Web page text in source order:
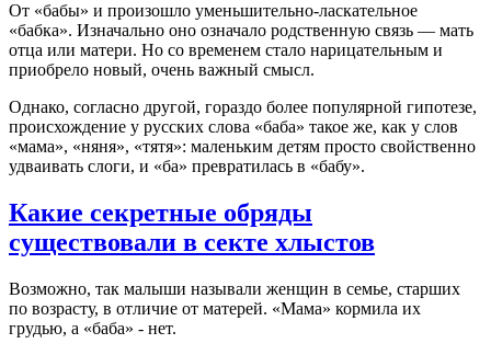
От «бабы» и произошло уменьшительно-ласкательное
«бабка». Изначально оно означало родственную связь — мать
отца или матери. Но со временем стало нарицательным и
приобрело новый, очень важный смысл.
Однако, согласно другой, гораздо более популярной гипотезе,
происхождение у русских слова «баба» такое же, как у слов
«мама», «няня», «тятя»: маленьким детям просто свойственно
удваивать слоги, и «ба» превратилась в «бабу».
Какие секретные обряды
существовали в секте хлыстов
Возможно, так малыши называли женщин в семье, старших
по возрасту, в отличие от матерей. «Мама» кормила их
грудью, а «баба» - нет.